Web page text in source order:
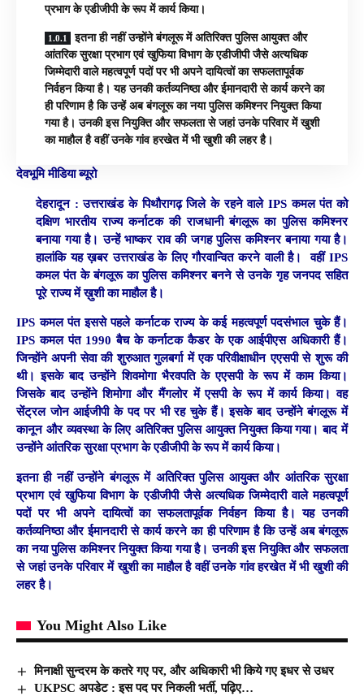
प्रभाग के एडीजीपी के रूप में कार्य किया।
इतना ही नहीं उन्होंने बंगलूरू में अतिरिक्त पुलिस आयुक्त और
आंतरिक सुरक्षा प्रभाग एवं खुफिया विभाग के एडीजीपी जैसे अत्यधिक
जिम्मेदारी वाले महत्वपूर्ण पदों पर भी अपने दायित्वों का सफलतापूर्वक
निर्वहन किया है। यह उनकी कर्तव्यनिष्ठा और ईमानदारी से कार्य करने का
ही परिणाम है कि उन्हें अब बंगलूरू का नया पुलिस कमिश्नर नियुक्त किया
गया है। उनकी इस नियुक्ति और सफलता से जहां उनके परिवार में खुशी
का माहौल है वहीं उनके गांव हरखेत में भी खुशी की लहर है।
देवभूमि मीडिया ब्यूरो
देहरादून : उत्तराखंड के पिथौरागढ़ जिले के रहने वाले IPS कमल पंत को
दक्षिण भारतीय राज्य कर्नाटक की राजधानी बंगलूरू का पुलिस कमिश्नर
बनाया गया है। उन्हें भाष्कर राव की जगह पुलिस कमिश्नर बनाया गया है।
हालांकि यह ख़बर उत्तराखंड के लिए गौरवान्वित करने वाली है। वहीं IPS
कमल पंत के बंगलूरू का पुलिस कमिश्नर बनने से उनके गृह जनपद सहित
पूरे राज्य में ख़ुशी का माहौल है।
IPS कमल पंत इससे पहले कर्नाटक राज्य के क‌ई महत्वपूर्ण पदसंभाल चुके हैं।
IPS कमल पंत 1990 बैच के कर्नाटक कैडर के एक आईपीएस अधिकारी हैं।
जिन्होंने अपनी सेवा की शुरुआत गुलबर्गा में एक परिवीक्षाधीन एएसपी से शुरू की
थी। इसके बाद उन्होंने शिवमोगा भैरवपति के एएसपी के रूप में काम किया।
जिसके बाद उन्होंने शिमोगा और मैंगलोर में एसपी के रूप में कार्य किया। वह
सेंट्रल जोन आईजीपी के पद पर भी रह चुके हैं। इसके बाद उन्होंने बंगलूरू में
कानून और व्यवस्था के लिए अतिरिक्त पुलिस आयुक्त नियुक्त किया गया। बाद में
उन्होंने आंतरिक सुरक्षा प्रभाग के एडीजीपी के रूप में कार्य किया।
इतना ही नहीं उन्होंने बंगलूरू में अतिरिक्त पुलिस आयुक्त और आंतरिक सुरक्षा
प्रभाग एवं खुफिया विभाग के एडीजीपी जैसे अत्यधिक जिम्मेदारी वाले महत्वपूर्ण
पदों पर भी अपने दायित्वों का सफलतापूर्वक निर्वहन किया है। यह उनकी
कर्तव्यनिष्ठा और ईमानदारी से कार्य करने का ही परिणाम है कि उन्हें अब बंगलूरू
का नया पुलिस कमिश्नर नियुक्त किया गया है। उनकी इस नियुक्ति और सफलता
से जहां उनके परिवार में खुशी का माहौल है वहीं उनके गांव हरखेत में भी खुशी की
लहर है।
You Might Also Like
मिनाक्षी सुन्दरम के कतरे गए पर, और अधिकारी भी किये गए इधर से उधर
UKPSC अपडेट : इस पद पर निकली भर्ती, पढ़िए…